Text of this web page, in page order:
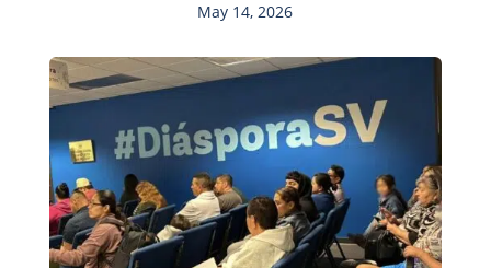
May 14, 2026